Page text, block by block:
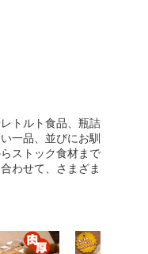
トルト食品、瓶詰
一品、並びにお馴
ストック食材まで
わせて、さまざま